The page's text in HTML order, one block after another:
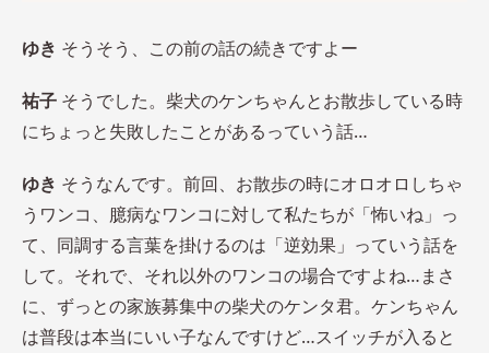
ゆき そうそう、この前の話の続きですよー
祐子 そうでした。柴犬のケンちゃんとお散歩している時
にちょっと失敗したことがあるっていう話…
ゆき そうなんです。前回、お散歩の時にオロオロしちゃ
うワンコ、臆病なワンコに対して私たちが「怖いね」っ
て、同調する言葉を掛けるのは「逆効果」っていう話を
して。それで、それ以外のワンコの場合ですよね…まさ
に、ずっとの家族募集中の柴犬のケンタ君。ケンちゃん
は普段は本当にいい子なんですけど…スイッチが入ると